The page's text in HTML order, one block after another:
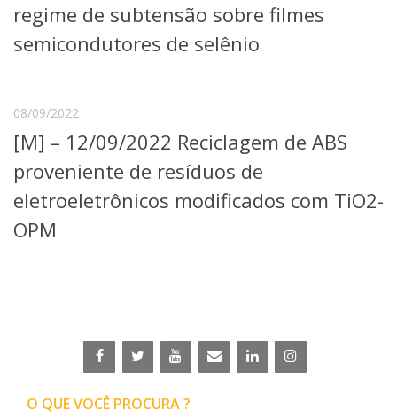
Graduação
Pós-Graduação
Pesquisa e Inovação
Linhas de Pesquisa
Centros, Núcleos e Projetos em Rede
Pós-doutorado
Iniciação Científica
Transferência de Tecnologia
Empresas Juniores
Bibliotecas
Segurança, Trânsito e Prevenção
regime de subtensão sobre filmes
semicondutores de selênio
08/09/2022
[M] – 12/09/2022 Reciclagem de ABS
proveniente de resíduos de
eletroeletrônicos modificados com TiO2-
OPM
O QUE VOCÊ PROCURA ?